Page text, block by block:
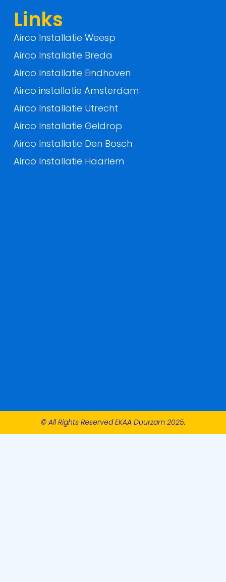
Links
Airco Installatie Weesp
Airco Installatie Breda
Airco Installatie Eindhoven
Airco installatie Amsterdam
Airco Installatie Utrecht
Airco Installatie Geldrop
Airco Installatie Den Bosch
Airco Installatie Haarlem
© All Rights Reserved EKAA Duurzam 2025.